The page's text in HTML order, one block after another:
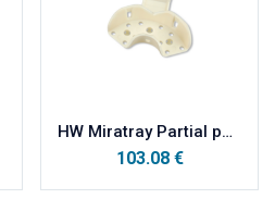
HW Miratray Partial parcijalne plastične otisne žlice kutija, PM sredina a100
103.08 €